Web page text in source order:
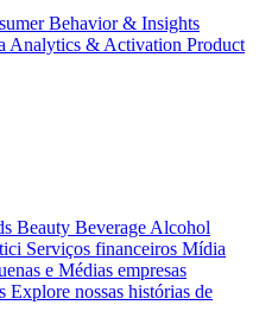
Behavior & Insights
Analytics & Activation Product
Beauty Beverage Alcohol
Serviços financeiros Mídia
e Médias empresas
Explore nossas histórias de